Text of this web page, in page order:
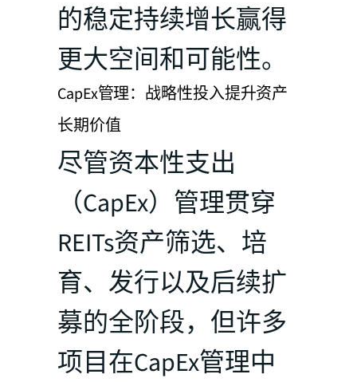
的稳定持续增长赢得
更大空间和可能性。
CapEx管理：战略性投入提升资产
长期价值
尽管资本性支出
（CapEx）管理贯穿
REITs资产筛选、培
育、发行以及后续扩
募的全阶段，但许多
项目在CapEx管理中